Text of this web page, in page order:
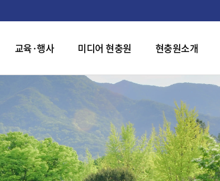
교육·행사 미디어 현충원 현충원소개